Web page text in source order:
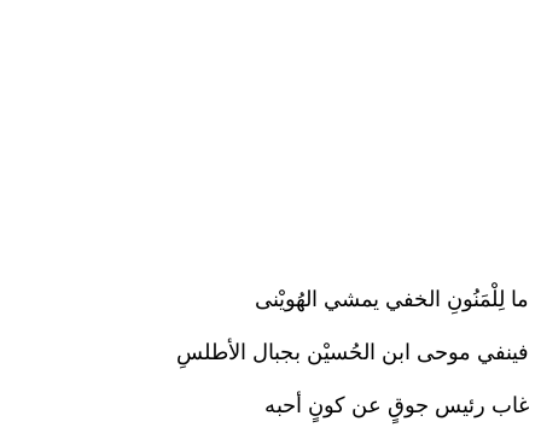
ما لِلْمَنُونِ الخفي يمشي الهُويْنى
فينفي موحى ابن الحُسيْن بجبال الأطلسِ
غاب رئيس جوقٍ عن كونٍ أحبه